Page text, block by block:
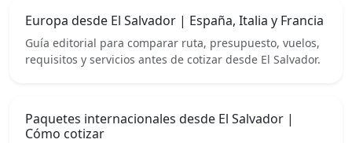
Europa desde El Salvador | España, Italia y Francia
Guía editorial para comparar ruta, presupuesto, vuelos,
requisitos y servicios antes de cotizar desde El Salvador.
Paquetes internacionales desde El Salvador |
Cómo cotizar